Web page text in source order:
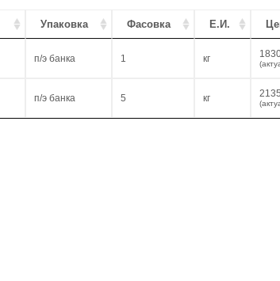
Упаковка Фасовка Е.И.
п/э банка 1 кг
п/э банка 5 кг 2135